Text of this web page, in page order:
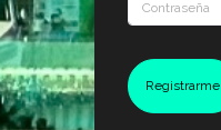
Registrarme